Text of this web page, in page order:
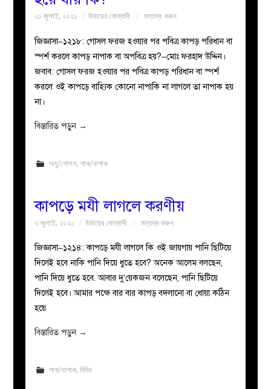
২১ জুলাই, ২০২১ উমায়ের কোব্বাদী মন্তব্য করুন
জিজ্ঞাসা–১২১৮: গোসল ফরজ হওয়ার পর পবিত্র কাপড় পরিধান বা
স্পর্শ করলে কাপড় নাপাক বা অপবিত্র হয়?–মোঃ ফরহাদ উদ্দিন।
জবাব: গোসল ফরজ হওয়ার পর পবিত্র কাপড় পরিধান বা স্পর্শ
করলে ওই কাপড়ে বাহ্যিক কোনো নাপাকি না লাগলে তা নাপাক হয়
না।
বিস্তারিত পড়ুন →
অযু/গোসল, পাক/নাপাক
কাপড়ে মযী লাগলে করণীয়
৩ জুলাই, ২০২১ উমায়ের কোব্বাদী মন্তব্য করুন
জিজ্ঞাসা–১২১৪: কাপড়ে মযী লাগলে কি ওই জায়গায় পানি ছিটিয়ে
দিলেই হবে নাকি পানি দিয়ে ধুতে হবে? অনেক আলেম বলছেন,
পানি দিয়ে ধুতে হবে. আবার দু’য়েকজন বলেছেন, পানি ছিটিয়ে
দিলেই হবে। আমার পক্ষে বার বার কাপড় বদলানো বা ধোয়া কঠিন
হয়ে
বিস্তারিত পড়ুন →
পাক/নাপাক, বিবিধ